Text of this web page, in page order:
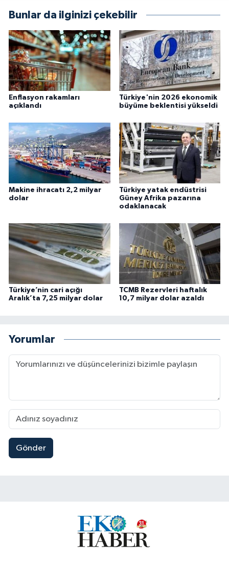
Bunlar da ilginizi çekebilir
Enflasyon rakamları
açıklandı
Türkiye'nin 2026 ekonomik
büyüme beklentisi yükseldi
Makine ihracatı 2,2 milyar
dolar
Türkiye yatak endüstrisi
Güney Afrika pazarına
odaklanacak
Türkiye’nin cari açığı
Aralık’ta 7,25 milyar dolar
TCMB Rezervleri haftalık
10,7 milyar dolar azaldı
Yorumlar
Gönder